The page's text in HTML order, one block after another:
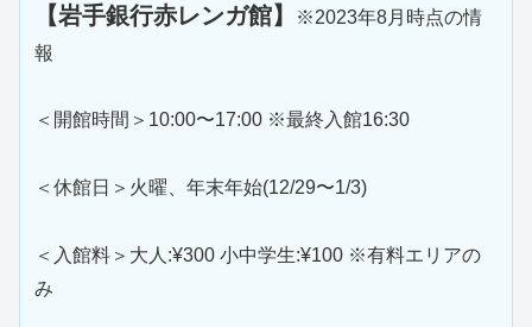
【岩手銀行赤レンガ館】
※2023年8月時点の情
報
＜開館時間＞10:00〜17:00 ※最終入館16:30
＜休館日＞火曜、年末年始(12/29〜1/3)
＜入館料＞大人:¥300 小中学生:¥100 ※有料エリアの
み